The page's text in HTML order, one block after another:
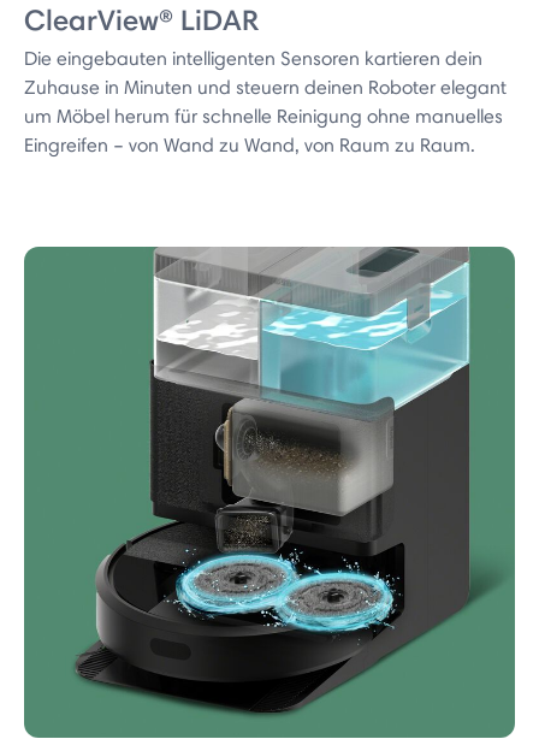
ClearView® LiDAR
Die eingebauten intelligenten Sensoren kartieren dein
Zuhause in Minuten und steuern deinen Roboter elegant
um Möbel herum für schnelle Reinigung ohne manuelles
Eingreifen – von Wand zu Wand, von Raum zu Raum.